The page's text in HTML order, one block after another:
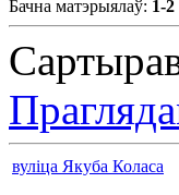
Бачна матэрыялаў: 1-2
вуліца Якуба Коласа